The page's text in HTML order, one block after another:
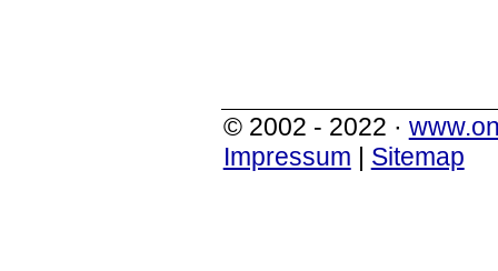
© 2002 - 2022 ·
Impressum | Sitemap